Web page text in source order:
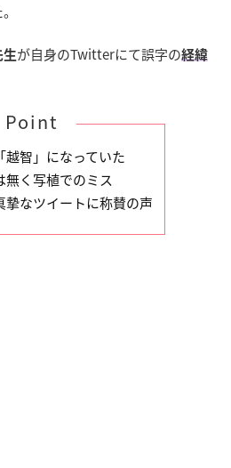
生が自身のTwitterにて誤字の経緯
Point
越智」になっていた
無く写植でのミス
摯なツイートに称賛の声